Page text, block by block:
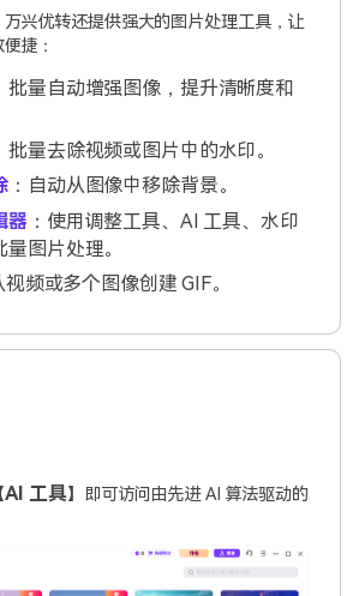
万兴优转还提供强大的图片处理工具，让
捷：
批量自动增强图像，提升清晰度和
批量去除视频或图片中的水印。
：自动从图像中移除背景。
器：使用调整工具、AI 工具、水印
图片处理。
视频或多个图像创建 GIF。
AI 工具】即可访问由先进 AI 算法驱动的